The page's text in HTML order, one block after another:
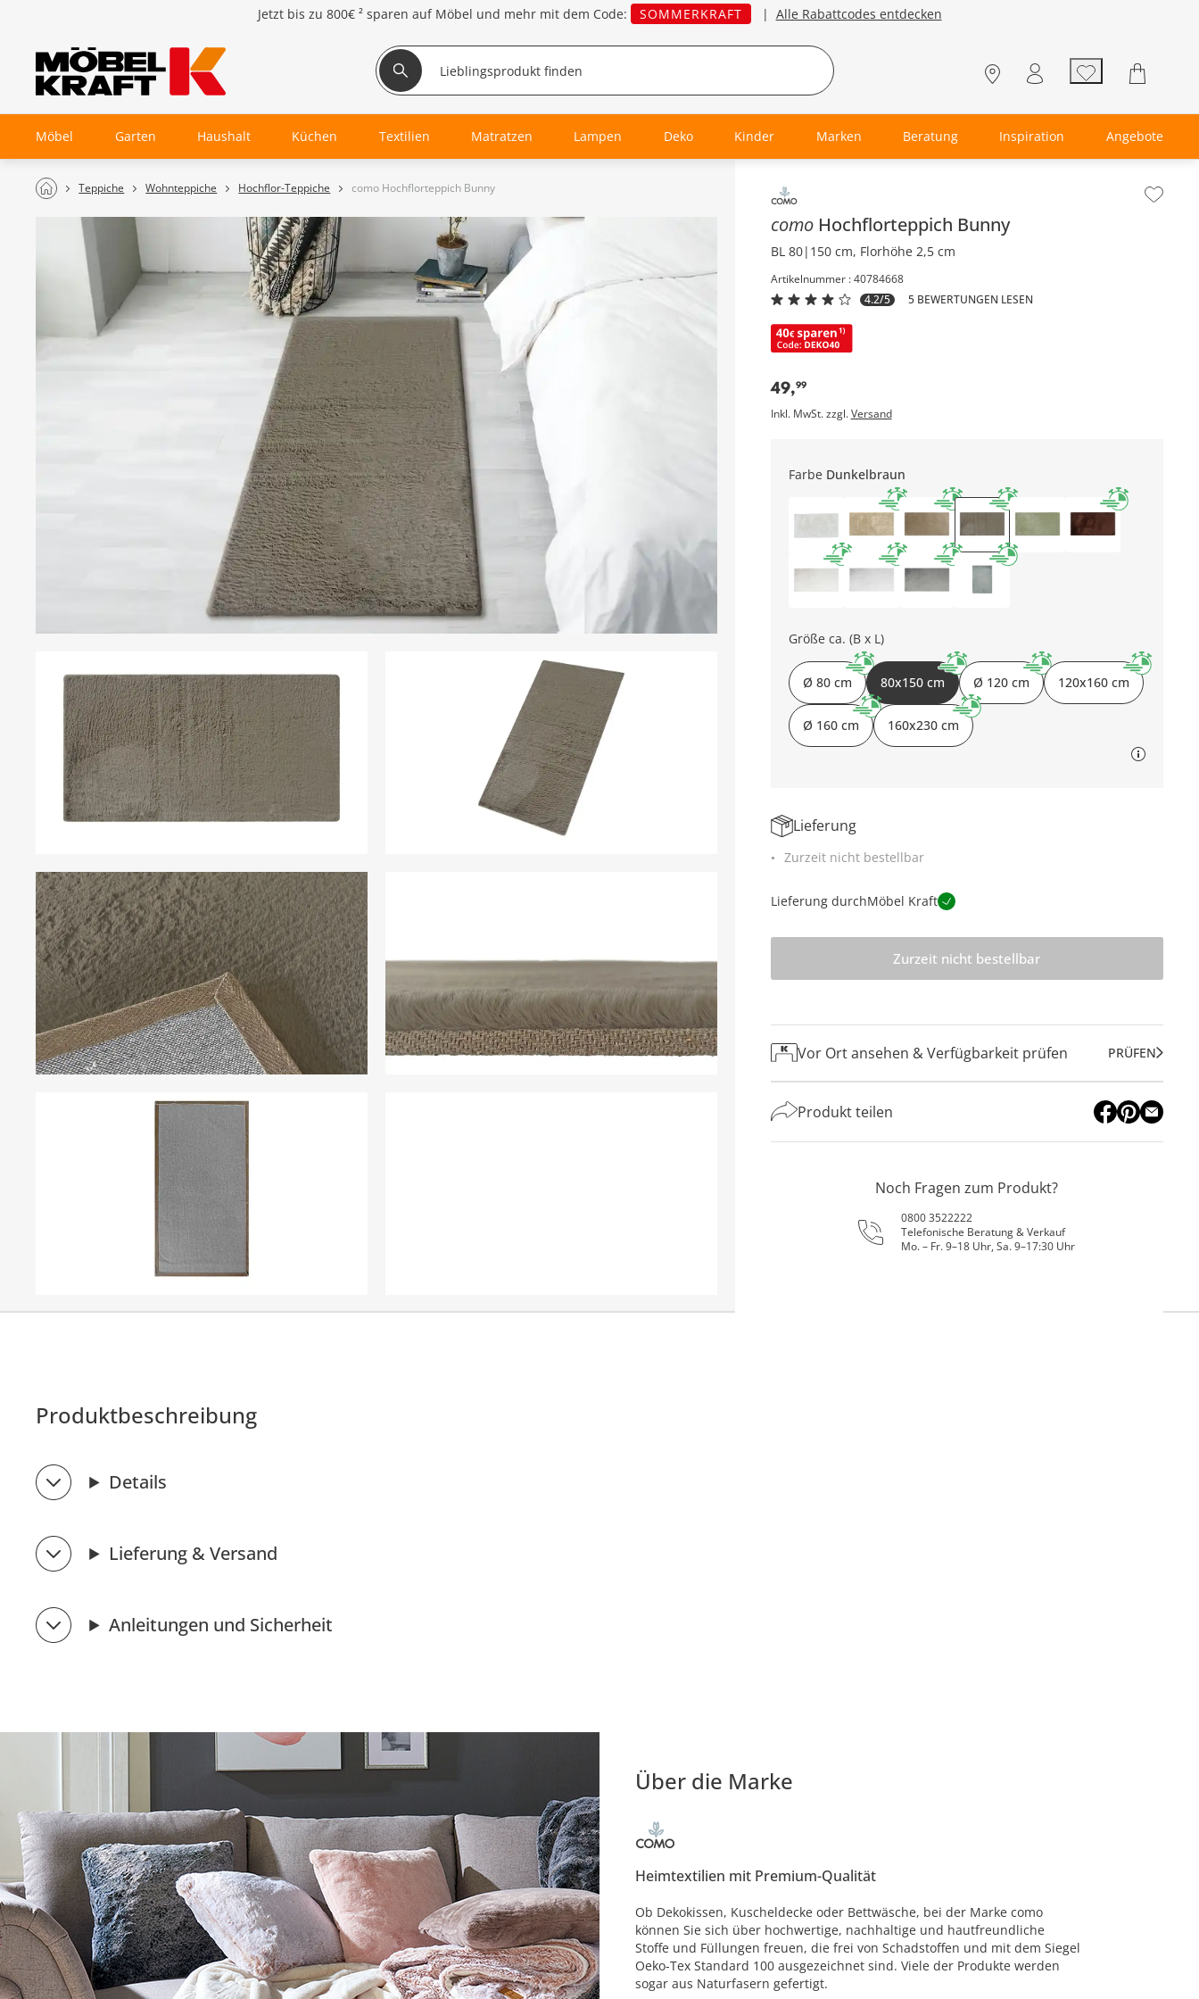
Jetzt bis zu 800€ ² sparen auf Möbel und mehr mit dem Code: SOMMERKRAFT | Alle Rabattcodes entdecken
Möbel Garten Haushalt Küchen Textilien Matratzen Lampen Deko Kinder Marken Beratung Inspiration Angebote
Teppiche Wohnteppiche Hochflor-Teppiche como Hochflorteppich Bunny Inhalt der Seitenleiste überspringen - Zum Seitenende
como Hochflorteppich Bunny
BL 80|150 cm, Florhöhe 2,5 cm
Artikelnummer : 40784668
4.2/5
5 BEWERTUNGEN LESEN
49,99
Inkl. MwSt. zzgl.Versand
Farbe Dunkelbraun
Größe ca. (B x L)
Ø 80 cm 80x150 cm Ø 120 cm 120x160 cm
Ø 160 cm 160x230 cm
Lieferung
Zurzeit nicht bestellbar
Lieferung durchMöbel Kraft
Zurzeit nicht bestellbar
Vor Ort ansehen & Verfügbarkeit prüfen PRÜFEN
Produkt teilen
Noch Fragen zum Produkt?
0800 3522222
Telefonische Beratung & Verkauf
Mo. – Fr. 9–18 Uhr, Sa. 9–17:30 Uhr
Produktbeschreibung
Details
Lieferung & Versand
Anleitungen und Sicherheit
Über die Marke
Heimtextilien mit Premium-Qualität
Ob Dekokissen, Kuscheldecke oder Bettwäsche, bei der Marke como
können Sie sich über hochwertige, nachhaltige und hautfreundliche
Stoffe und Füllungen freuen, die frei von Schadstoffen und mit dem Siegel
Oeko-Tex Standard 100 ausgezeichnet sind. Viele der Produkte werden
sogar aus Naturfasern gefertigt.